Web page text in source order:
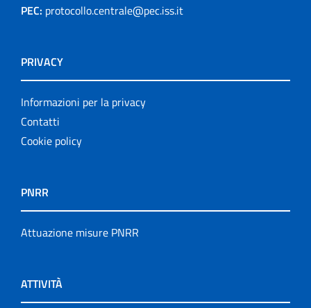
PEC: protocollo.centrale@pec.iss.it
PRIVACY
Informazioni per la privacy
Contatti
Cookie policy
PNRR
Attuazione misure PNRR
ATTIVITÀ